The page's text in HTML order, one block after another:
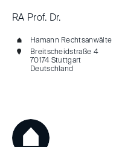
RA Prof. Dr.
Hamann Rechtsanwälte
Breitscheidstraße 4
70174 Stuttgart
Deutschland